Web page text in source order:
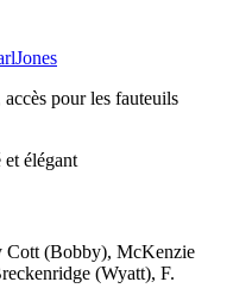
pour les fauteuils
élégant
Cott (Bobby), McKenzie
(Wyatt), F.